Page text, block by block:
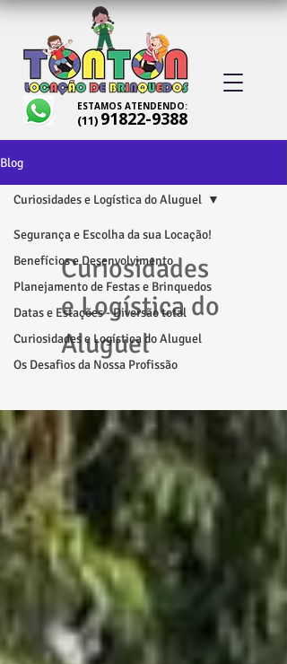
ESTAMOS ATENDENDO:
(11) 91822-9388
Blog
Segurança e Escolha da sua Locação!
Benefícios e Desenvolvimento
Planejamento de Festas e Brinquedos
Datas e Estações - Diversão total
Curiosidades e Logística do Aluguel
Os Desafios da Nossa Profissão
Curiosidades e Logística do Aluguel
Curiosidades
e Logística do
Aluguel